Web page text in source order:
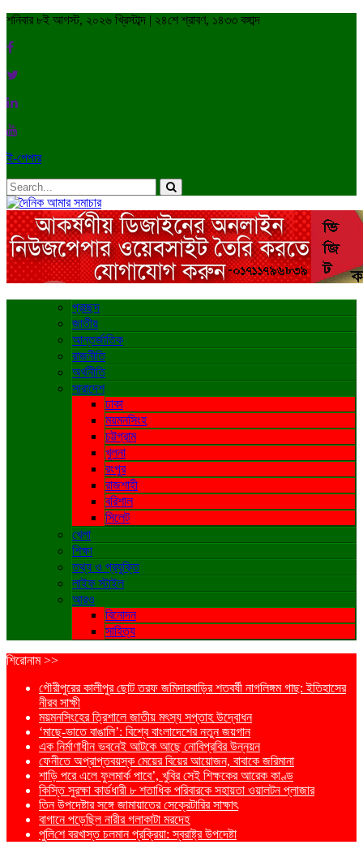
শনিবার ৮ই আগস্ট, ২০২৬ খ্রিস্টাব্দ | ২৪শে শ্রাবণ, ১৪৩৩ বঙ্গাব্দ
ই-পেপার
প্রচ্ছদ
জাতীয়
আন্তর্জাতিক
রাজনীতি
অর্থনীতি
সারাদেশ
ঢাকা
ময়মনসিংহ
চট্টগ্রাম
খুলনা
রংপুর
রাজশাহী
বরিশাল
সিলেট
খেলা
শিক্ষা
তথ্য ও প্রযুক্তি
লাইফ স্টাইল
আরও
বিনোদন
সাহিত্য
শিরোনাম >>
গৌরীপুরের কালীপুর ছোট তরফ জমিদারবাড়ির শতবর্ষী নাগলিঙ্গম গাছ: ইতিহাসের
নীরব সাক্ষী
ময়মনসিংহের ত্রিশালে জাতীয় মৎস্য সপ্তাহ উদ্বোধন
‘মাছে-ভাতে বাঙালি’: বিশ্বে বাংলাদেশের নতুন জয়গান
এক নির্মাণাধীন ভবনেই আটকে আছে নোবিপ্রবির উন্নয়ন
ফেনীতে অপ্রাপ্তবয়স্ক মেয়ের বিয়ের আয়োজন, বাবাকে জরিমানা
শাড়ি পরে এলে ফুলমার্ক পাবে’, খুবির সেই শিক্ষকের আরেক কাণ্ড
কিস্তি সুরক্ষা কার্ডধারী ৮ শতাধিক পরিবারকে সহায়তা ওয়ালটন প্লাজার
তিন উপদেষ্টার সঙ্গে জামায়াতের সেক্রেটারির সাক্ষাৎ
বাগানে পড়েছিল নারীর গলাকাটা মরদেহ
পু‌লি‌শে বরখাস্ত চলমান প্রক্রিয়া: স্বরাষ্ট্র উপদেষ্টা